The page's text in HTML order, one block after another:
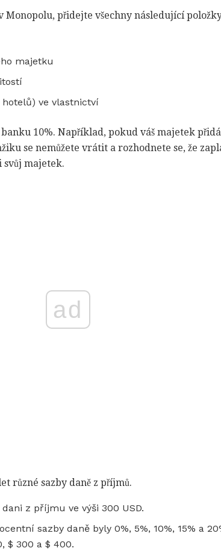
přidejte všechny následující
majetku
ve vlastnictví
10%. Například, pokud váš majetek přidá
se nemůžete vrátit a rozhodnete se, že
svůj majetek.
ad
různé sazby daně z příjmů.
z příjmu ve výši 300 USD.
sazby daně byly 0%, 5%, 10%, 15% a
$ 300 a $ 400.